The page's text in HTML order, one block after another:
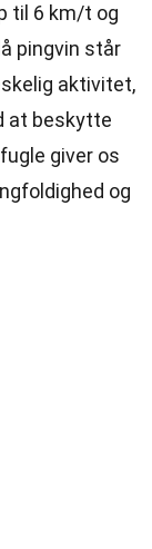
til 6 km/t og
pingvin står
aktivitet,
at beskytte
giver os
og